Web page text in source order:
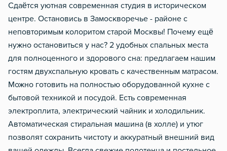
Сдаётся уютная современная студия в историческом
центре. Остановись в Замоскворечье - районе с
неповторимым колоритом старой Москвы! Почему ещё
нужно остановиться у нас? 2 удобных спальных места
для полноценного и здорового сна: предлагаем нашим
гостям двухспальную кровать с качественным матрасом.
Можно готовить на полностью оборудованной кухне с
бытовой техникой и посудой. Есть современная
электроплита, электрический чайник и холодильник.
Автоматическая стиральная машина (в холле) и утюг
позволят сохранить чистоту и аккуратный внешний вид